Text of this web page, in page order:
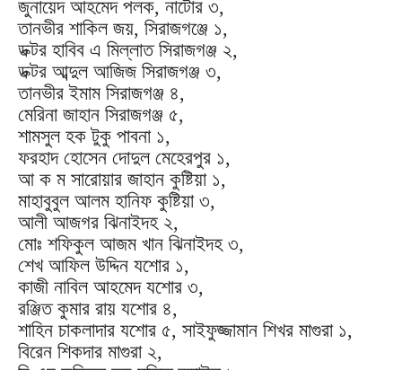
জুনায়েদ আহমেদ পলক, নাটোর ৩,
তানভীর শাকিল জয়, সিরাজগঞ্জে ১,
ডক্টর হাবিব এ মিল্লাত সিরাজগঞ্জ ২,
ডক্টর আব্দুল আজিজ সিরাজগঞ্জ ৩,
তানভীর ইমাম সিরাজগঞ্জ ৪,
মেরিনা জাহান সিরাজগঞ্জ ৫,
শামসুল হক টুকু পাবনা ১,
ফরহাদ হোসেন দোদুল মেহেরপুর ১,
আ ক ম সারোয়ার জাহান কুষ্টিয়া ১,
মাহাবুবুল আলম হানিফ কুষ্টিয়া ৩,
আলী আজগর ঝিনাইদহ ২,
মোঃ শফিকুল আজম খান ঝিনাইদহ ৩,
শেখ আফিল উদ্দিন যশোর ১,
কাজী নাবিল আহমেদ যশোর ৩,
রঞ্জিত কুমার রায় যশোর ৪,
শাহিন চাকলাদার যশোর ৫, সাইফুজ্জামান শিখর মাগুরা ১,
বিরেন শিকদার মাগুরা ২,